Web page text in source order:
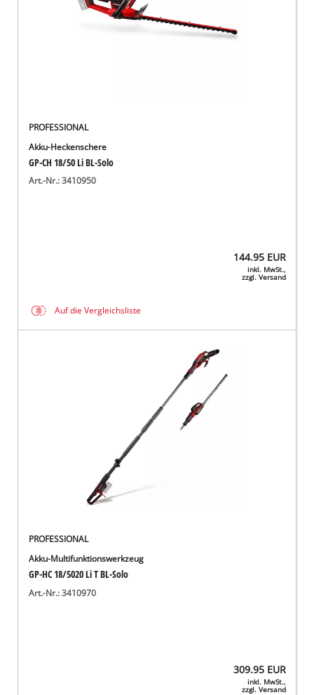
PROFESSIONAL
Akku-Heckenschere
GP-CH 18/50 Li BL-Solo
Art.-Nr.: 3410950
144.95 EUR
inkl. MwSt.,
zzgl. Versand
Auf die Vergleichsliste
PROFESSIONAL
Akku-Multifunktionswerkzeug
GP-HC 18/5020 Li T BL-Solo
Art.-Nr.: 3410970
309.95 EUR
inkl. MwSt.,
zzgl. Versand